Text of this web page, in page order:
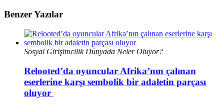
Benzer Yazılar
Sosyal Girişimcilik Dünyada Neler Oluyor?
Relooted’da oyuncular Afrika’nın çalınan
eserlerine karşı sembolik bir adaletin parçası
oluyor